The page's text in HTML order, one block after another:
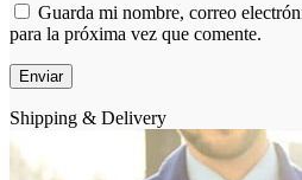
Guarda mi nombre, correo
para la próxima vez que comente.
Shipping & Delivery